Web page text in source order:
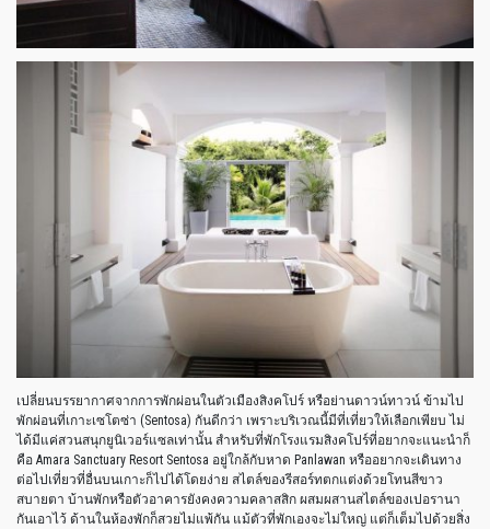
เปลี่ยนบรรยากาศจากการพักผ่อนในตัวเมืองสิงคโปร์ หรือย่านดาวน์ทาวน์ ข้ามไป
พักผ่อนที่เกาะเซโตซ่า (Sentosa) กันดีกว่า เพราะบริเวณนี้มีที่เที่ยวให้เลือกเพียบ ไม่
ได้มีแค่สวนสนุกยูนิเวอร์แซลเท่านั้น สำหรับที่พักโรงแรมสิงคโปร์ที่อยากจะแนะนำก็
คือ Amara Sanctuary Resort Sentosa อยู่ใกล้กับหาด Panlawan หรืออยากจะเดินทาง
ต่อไปเที่ยวที่อื่นบนเกาะก็ไปได้โดยง่าย สไตล์ของรีสอร์ทตกแต่งด้วยโทนสีขาว
สบายตา บ้านพักหรือตัวอาคารยังคงความคลาสสิก ผสมผสานสไตล์ของเปอรานา
กันเอาไว้ ด้านในห้องพักก็สวยไม่แพ้กัน แม้ตัวที่พักเองจะไม่ใหญ่ แต่ก็เต็มไปด้วยสิ่ง